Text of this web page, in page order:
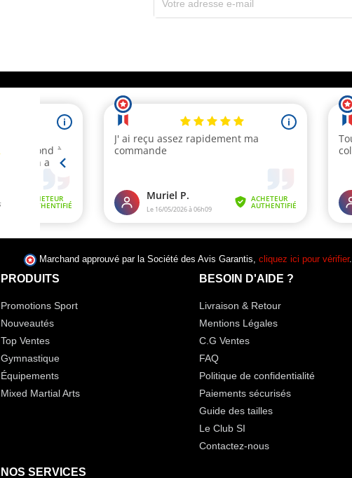
Marchand approuvé par la Société des Avis Garantis, cliquez ici pour vérifier.
PRODUITS
Promotions Sport
Nouveautés
Top Ventes
Gymnastique
Équipements
Mixed Martial Arts
BESOIN D'AIDE ?
Livraison & Retour
Mentions Légales
C.G Ventes
FAQ
Politique de confidentialité
Paiements sécurisés
Guide des tailles
Le Club SI
Contactez-nous
NOS SERVICES